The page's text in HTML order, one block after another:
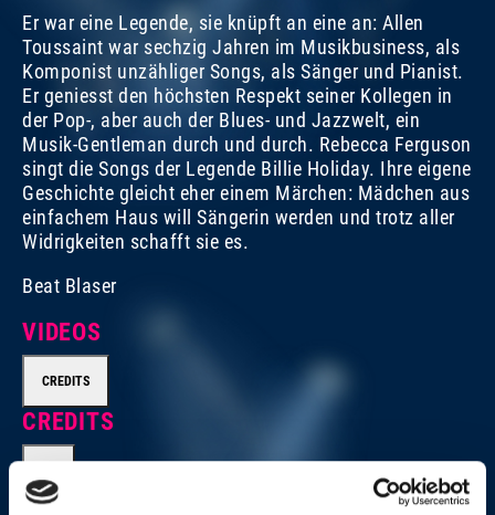
Er war eine Legende, sie knüpft an eine an: Allen
Toussaint war sechzig Jahren im Musikbusiness, als
Komponist unzähliger Songs, als Sänger und Pianist.
Er geniesst den höchsten Respekt seiner Kollegen in
der Pop-, aber auch der Blues- und Jazzwelt, ein
Musik-Gentleman durch und durch. Rebecca Ferguson
singt die Songs der Legende Billie Holiday. Ihre eigene
Geschichte gleicht eher einem Märchen: Mädchen aus
einfachem Haus will Sängerin werden und trotz aller
Widrigkeiten schafft sie es.
Beat Blaser
VIDEOS
CREDITS
CREDITS
REBECCA FERGUSON
SA, 07. NOV. 2015, 20 UHR | LADY MEETS LEGEND
REBECCA FERGUSON
PORTRAITS 2015